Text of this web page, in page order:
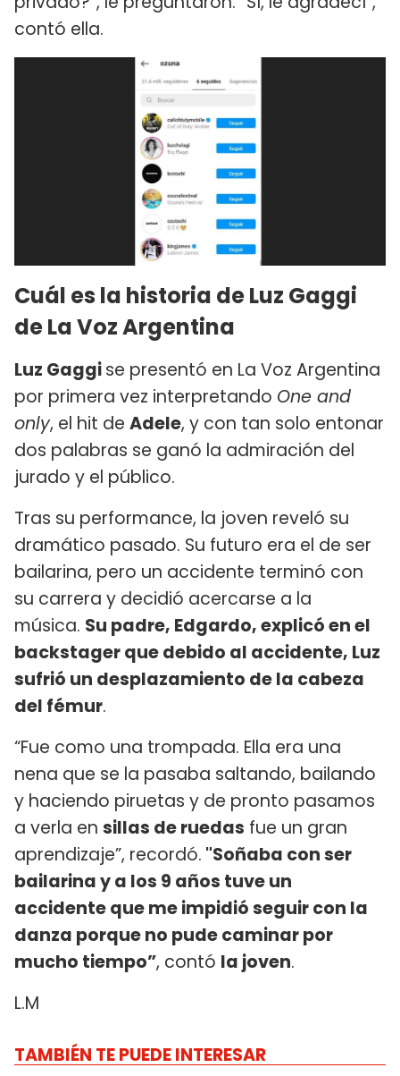
contó ella.
Cuál es la historia de Luz Gaggi
de La Voz Argentina
Luz Gaggise presentó en La Voz Argentina
por primera vez interpretando One and
only, el hit de Adele, y con tan solo entonar
dos palabras se ganó la admiración del
jurado y el público.
Tras su performance, la joven reveló su
dramático pasado. Su futuro era el de ser
bailarina, pero un accidente terminó con
su carrera y decidió acercarse a la
música. Su padre, Edgardo, explicó en el
backstager que debido al accidente, Luz
sufrió un desplazamiento de la cabeza
del fémur.
“Fue como una trompada. Ella era una
nena que se la pasaba saltando, bailando
y haciendo piruetas y de pronto pasamos
a verla en sillas de ruedas fue un gran
aprendizaje”, recordó. "Soñaba con ser
bailarina y a los 9 años tuve un
accidente que me impidió seguir con la
danza porque no pude caminar por
mucho tiempo”, contó la joven.
L.M
TAMBIÉN TE PUEDE INTERESAR